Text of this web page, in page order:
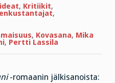
, Kritiikit,
,
, Kovasana, Mika
, Pertti Lassila
-romaanin jälkisanoista: